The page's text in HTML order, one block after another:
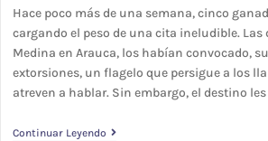
Hace poco más de una semana, cinco
cargando el peso de una cita ineludible.
Medina en Arauca, los habían convocado,
extorsiones, un flagelo que persigue a los
atreven a hablar. Sin embargo, el destino
Continuar Leyendo